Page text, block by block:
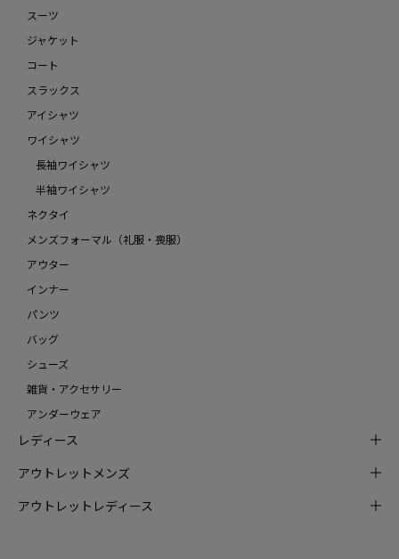
スーツ
ジャケット
コート
スラックス
アイシャツ
ワイシャツ
長袖ワイシャツ
半袖ワイシャツ
ネクタイ
メンズフォーマル（礼服・喪服）
アウター
インナー
パンツ
バッグ
シューズ
雑貨・アクセサリー
アンダーウェア
レディース
アウトレットメンズ
アウトレットレディース